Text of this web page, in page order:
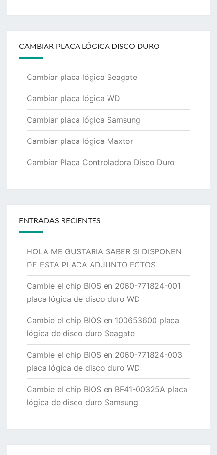
CAMBIAR PLACA LÓGICA DISCO DURO
Cambiar placa lógica Seagate
Cambiar placa lógica WD
Cambiar placa lógica Samsung
Cambiar placa lógica Maxtor
Cambiar Placa Controladora Disco Duro
ENTRADAS RECIENTES
HOLA ME GUSTARIA SABER SI DISPONEN
DE ESTA PLACA ADJUNTO FOTOS
Cambie el chip BIOS en 2060-771824-001
placa lógica de disco duro WD
Cambie el chip BIOS en 100653600 placa
lógica de disco duro Seagate
Cambie el chip BIOS en 2060-771824-003
placa lógica de disco duro WD
Cambie el chip BIOS en BF41-00325A placa
lógica de disco duro Samsung